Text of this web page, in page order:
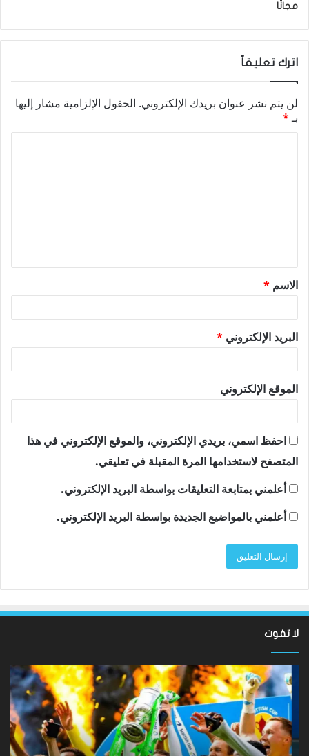
مجانًا
اترك تعليقاً
لن يتم نشر عنوان بريدك الإلكتروني. الحقول الإلزامية مشار إليها
بـ*
ق
*
الاسم *
البريد الإلكتروني *
الموقع الإلكتروني
احفظ اسمي، بريدي الإلكتروني، والموقع الإلكتروني في هذا
المتصفح لاستخدامها المرة المقبلة في تعليقي.
أعلمني بمتابعة التعليقات بواسطة البريد الإلكتروني.
أعلمني بالمواضيع الجديدة بواسطة البريد الإلكتروني.
لا تفوت
لقد
عادت
الدوري
الاسكتلندي
الممتاز
–